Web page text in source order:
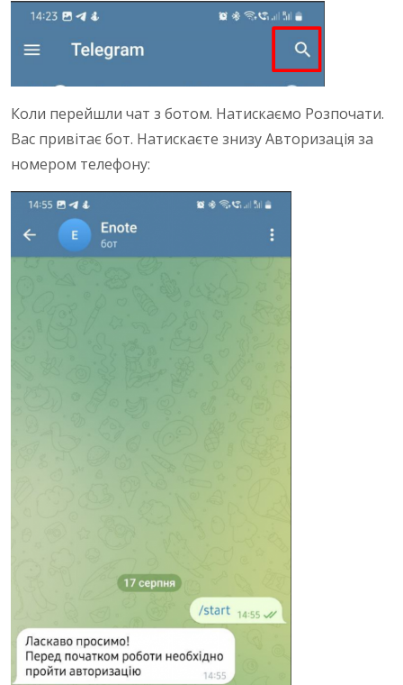
Коли перейшли чат з ботом. Натискаємо Розпочати.
Вас привітає бот. Натискаєте знизу Авторизація за
номером телефону: